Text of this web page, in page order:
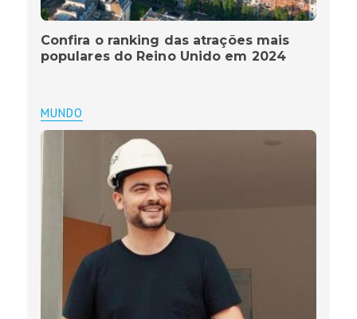
Confira o ranking das atrações mais
populares do Reino Unido em 2024
MUNDO